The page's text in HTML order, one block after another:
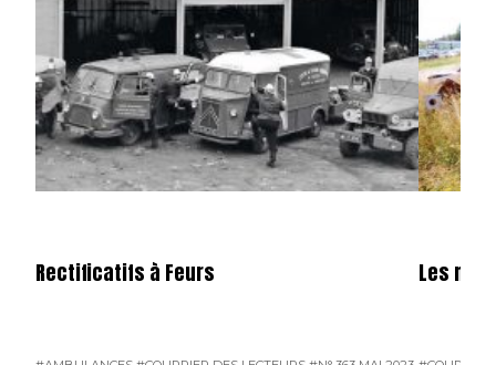
Rectificatifs à Feurs Les